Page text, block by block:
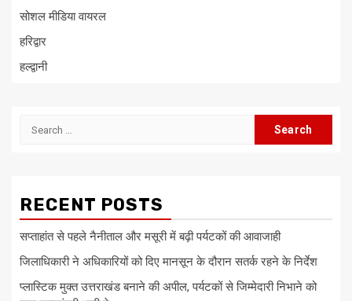
सोशल मीडिया वायरल
हरिद्वार
हल्द्वानी
Search
RECENT POSTS
सप्ताहांत से पहले नैनीताल और मसूरी में बढ़ी पर्यटकों की आवाजाही
जिलाधिकारी ने अधिकारियों को दिए मानसून के दौरान सतर्क रहने के निर्देश
प्लास्टिक मुक्त उत्तराखंड बनाने की अपील, पर्यटकों से जिम्मेदारी निभाने को